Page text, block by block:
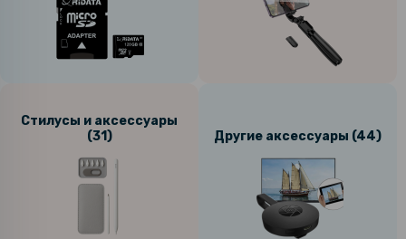
Стилусы и аксессуары
(31)
Другие аксессуары (44)